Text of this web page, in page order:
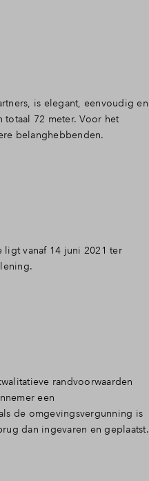
is elegant, eenvoudig en
totaal 72 meter. Voor het
belanghebbenden.
ligt vanaf 14 juni 2021 ter
randvoorwaarden
een
de omgevingsvergunning is
dan ingevaren en geplaatst.